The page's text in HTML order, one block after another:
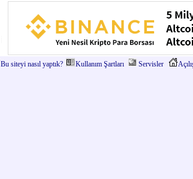
Bu siteyi nasıl yaptık? Kullanım Şartları Servisler